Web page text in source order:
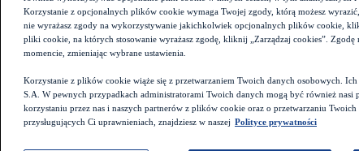
Korzystanie z opcjonalnych plików cookie wymaga Twojej zgody, którą możesz
nie wyrażasz zgody na wykorzystywanie jakichkolwiek opcjonalnych plików cookie,
pliki cookie, na których stosowanie wyrażasz zgodę, kliknij „Zarządzaj cookies”. Zgodę
momencie, zmieniając wybrane ustawienia.
Korzystanie z plików cookie wiąże się z przetwarzaniem Twoich danych osobowych.
S.A. W pewnych przypadkach administratorami Twoich danych mogą być również nasi
korzystaniu przez nas i naszych partnerów z plików cookie oraz o przetwarzaniu
przysługujących Ci uprawnieniach, znajdziesz w naszej Polityce prywatności